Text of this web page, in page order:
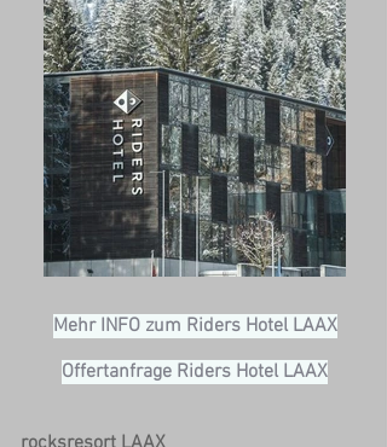
Mehr INFO zum Riders Hotel LAAX
Offertanfrage Riders Hotel LAAX